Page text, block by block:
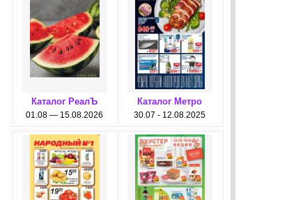
Каталог РеалЪ
01.08 — 15.08.2026
Каталог Метро
30.07 - 12.08.2025